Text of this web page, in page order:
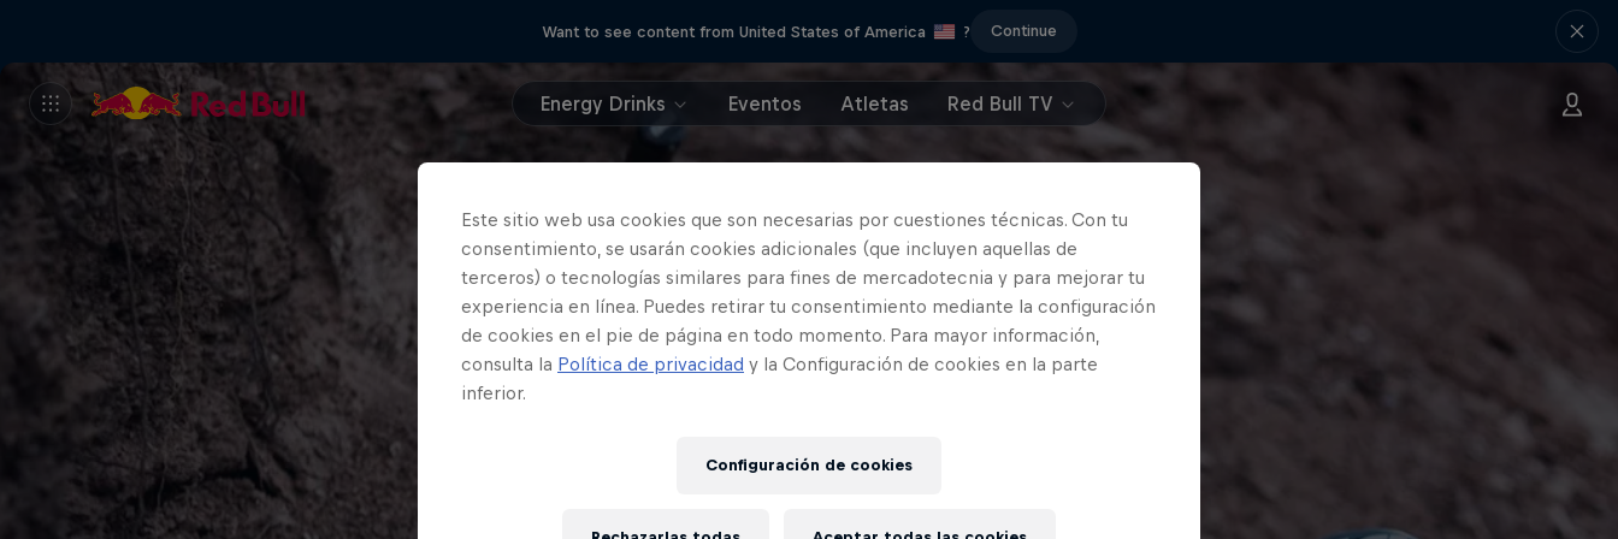
Want to see content from United States of America ? Continue
Energy Drinks Eventos Atletas Red Bull TV
Este sitio web usa cookies que son necesarias por cuestiones técnicas. Con tu
consentimiento, se usarán cookies adicionales (que incluyen aquellas de
terceros) o tecnologías similares para fines de mercadotecnia y para mejorar tu
experiencia en línea. Puedes retirar tu consentimiento mediante la configuración
de cookies en el pie de página en todo momento. Para mayor información,
consulta la Política de privacidad y la Configuración de cookies en la parte
inferior.
Configuración de cookies